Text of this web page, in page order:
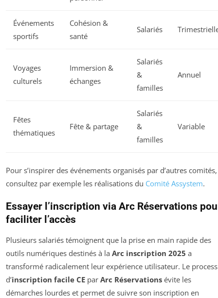
Événements
sportifs
Cohésion &
santé
Salariés
Voyages
culturels
Immersion &
échanges
Salariés
&
familles
Annuel
Fêtes
thématiques
Fête & partage
Salariés
&
familles
Variable
Pour s’inspirer des événements organisés par d’autres comités,
consultez par exemple les réalisations du Comité Assystem.
Essayer l’inscription via Arc Réservations
faciliter l’accès
Plusieurs salariés témoignent que la prise en main rapide des
outils numériques destinés à la Arc inscription 2025 a
transformé radicalement leur expérience utilisateur. Le
d’inscription facile CE par Arc Réservations évite les
démarches lourdes et permet de suivre son inscription en